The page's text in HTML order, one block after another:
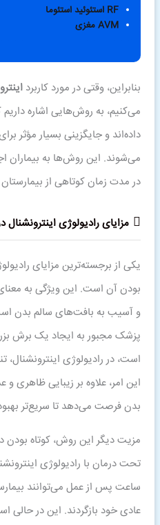
RF استئوئید استئوما
AVM مغزی
بنابراین، وقتی در مورد کاربرد
می‌کنیم، به روش‌هایی اشاره
داده‌اند و جایگزینی بسیار مؤثر
می‌شوند. این روش‌ها به بیماران
در مدت زمان کوتاهی از
مزایای رادیولوژی اینترونشنال
یکی از برجسته‌ترین مزایای
بودن آن است. این ویژگی به
و آسیب به بافت‌های سالم بدن
پزشک مجبور به ایجاد یک برش
است، در رادیولوژی
این امر، علاوه بر زیبایی ظاهری
بدن فرصت می‌دهد تا سریع‌تر
مزیت دیگر این روش، کوتاه بودن
تحت درمان با رادیولوژی
ساعت پس از عمل می‌توانند
عادی خود بازگردند. این در